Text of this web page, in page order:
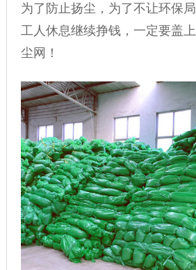
为了防止扬尘，为了不让环保
工人休息继续挣钱，一定要盖
尘网 ！